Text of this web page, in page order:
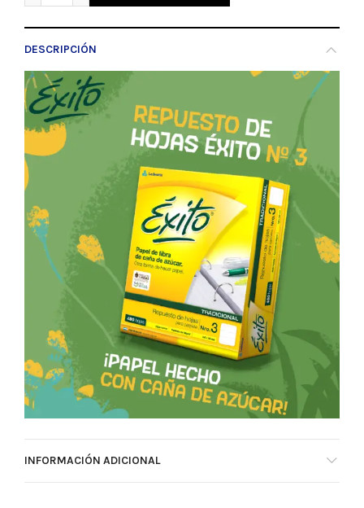
DESCRIPCIÓN
INFORMACIÓN ADICIONAL